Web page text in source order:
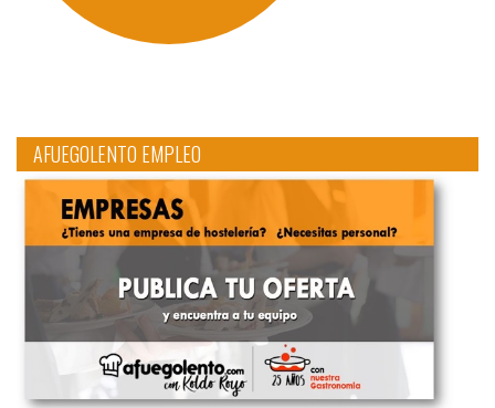
AFUEGOLENTO EMPLEO